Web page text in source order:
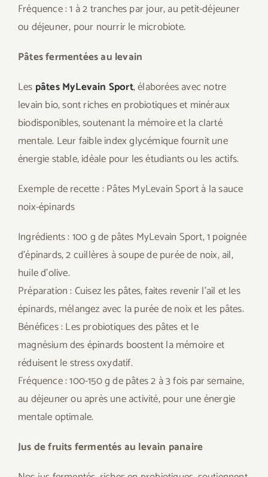
Fréquence : 1 à 2 tranches par jour, au petit-déjeuner
ou déjeuner, pour nourrir le microbiote.
Pâtes fermentées au levain
Les pâtes MyLevain Sport, élaborées avec notre
levain bio, sont riches en probiotiques et minéraux
biodisponibles, soutenant la mémoire et la clarté
mentale. Leur faible index glycémique fournit une
énergie stable, idéale pour les étudiants ou les actifs.
Exemple de recette : Pâtes MyLevain Sport à la sauce
noix-épinards
Ingrédients : 100 g de pâtes MyLevain Sport, 1 poignée
d’épinards, 2 cuillères à soupe de purée de noix, ail,
huile d’olive.
Préparation : Cuisez les pâtes, faites revenir l’ail et les
épinards, mélangez avec la purée de noix et les pâtes.
Bénéfices : Les probiotiques des pâtes et le
magnésium des épinards boostent la mémoire et
réduisent le stress oxydatif.
Fréquence : 100-150 g de pâtes 2 à 3 fois par semaine,
au déjeuner ou après une activité, pour une énergie
mentale optimale.
Jus de fruits fermentés au levain panaire